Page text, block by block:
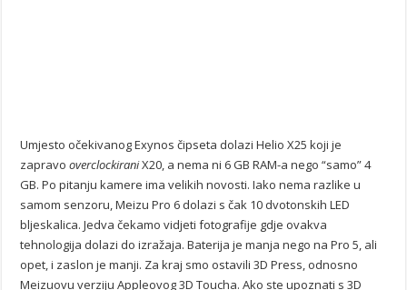
Umjesto očekivanog Exynos čipseta dolazi Helio X25 koji je
zapravooverclockiraniX20, a nema ni 6 GB RAM-a nego “samo” 4
GB. Po pitanju kamere ima velikih novosti. Iako nema razlike u
samom senzoru, Meizu Pro 6 dolazi s čak 10 dvotonskih LED
bljeskalica. Jedva čekamo vidjeti fotografije gdje ovakva
tehnologija dolazi do izražaja. Baterija je manja nego na Pro 5, ali
opet, i zaslon je manji. Za kraj smo ostavili 3D Press, odnosno
Meizuovu verziju Appleovog 3D Toucha. Ako ste upoznati s 3D